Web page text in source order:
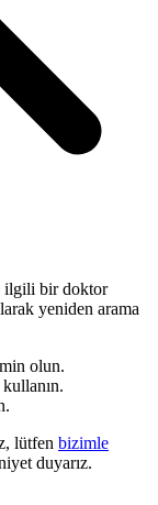
ilgili bir doktor
yeniden arama
olun.
lütfen bizimle
duyarız.